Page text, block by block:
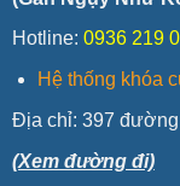
Hotline: 0936 219
Hệ thống khóa
Địa chỉ: 397 đường
(Xem đường đi)